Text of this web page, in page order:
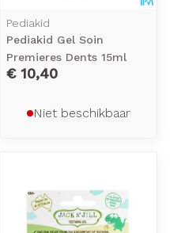
Pediakid
Pediakid Gel Soin
Premieres Dents 15ml
€ 10,40
Niet beschikbaar